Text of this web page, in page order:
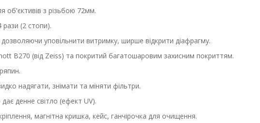
об'єктивів з різьбою 72мм.
рази (2 стопи).
уповільнити витримку, ширше відкрити діафрагму.
B270 (від Zeiss) та покритий багатошаровим захисним покриттям.
надягати, знімати та міняти фільтри.
денне світло (ефект UV).
магнітна кришка, кейс, ганчірочка для очищення.